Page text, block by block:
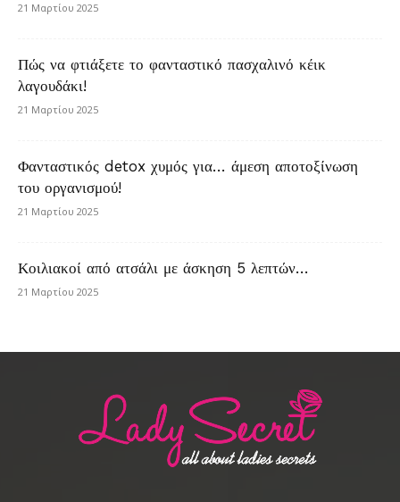
21 Μαρτίου 2025
Πώς να φτιάξετε το φανταστικό πασχαλινό κέικ
λαγουδάκι!
21 Μαρτίου 2025
Φανταστικός detox χυμός για… άμεση αποτοξίνωση
του οργανισμού!
21 Μαρτίου 2025
Κοιλιακοί από ατσάλι με άσκηση 5 λεπτών…
21 Μαρτίου 2025